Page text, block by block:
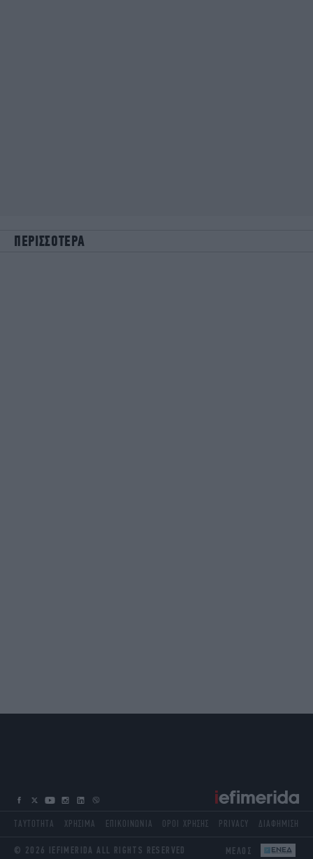
ΠΕΡΙΣΣΟΤΕΡΑ
© 2026 IEFIMERIDA ALL RIGHTS RESERVED ΜΕΛΟΣ
ΤΑΥΤΟΤΗΤΑ ΧΡΗΣΙΜΑ ΕΠΙΚΟΙΝΩΝΙΑ ΟΡΟΙ ΧΡΗΣΗΣ PRIVACY ΔΙΑΦΗΜΙΣΗ